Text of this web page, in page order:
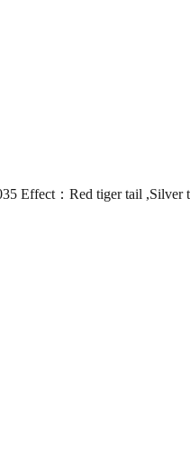
Effect：Red tiger tail ,Silver